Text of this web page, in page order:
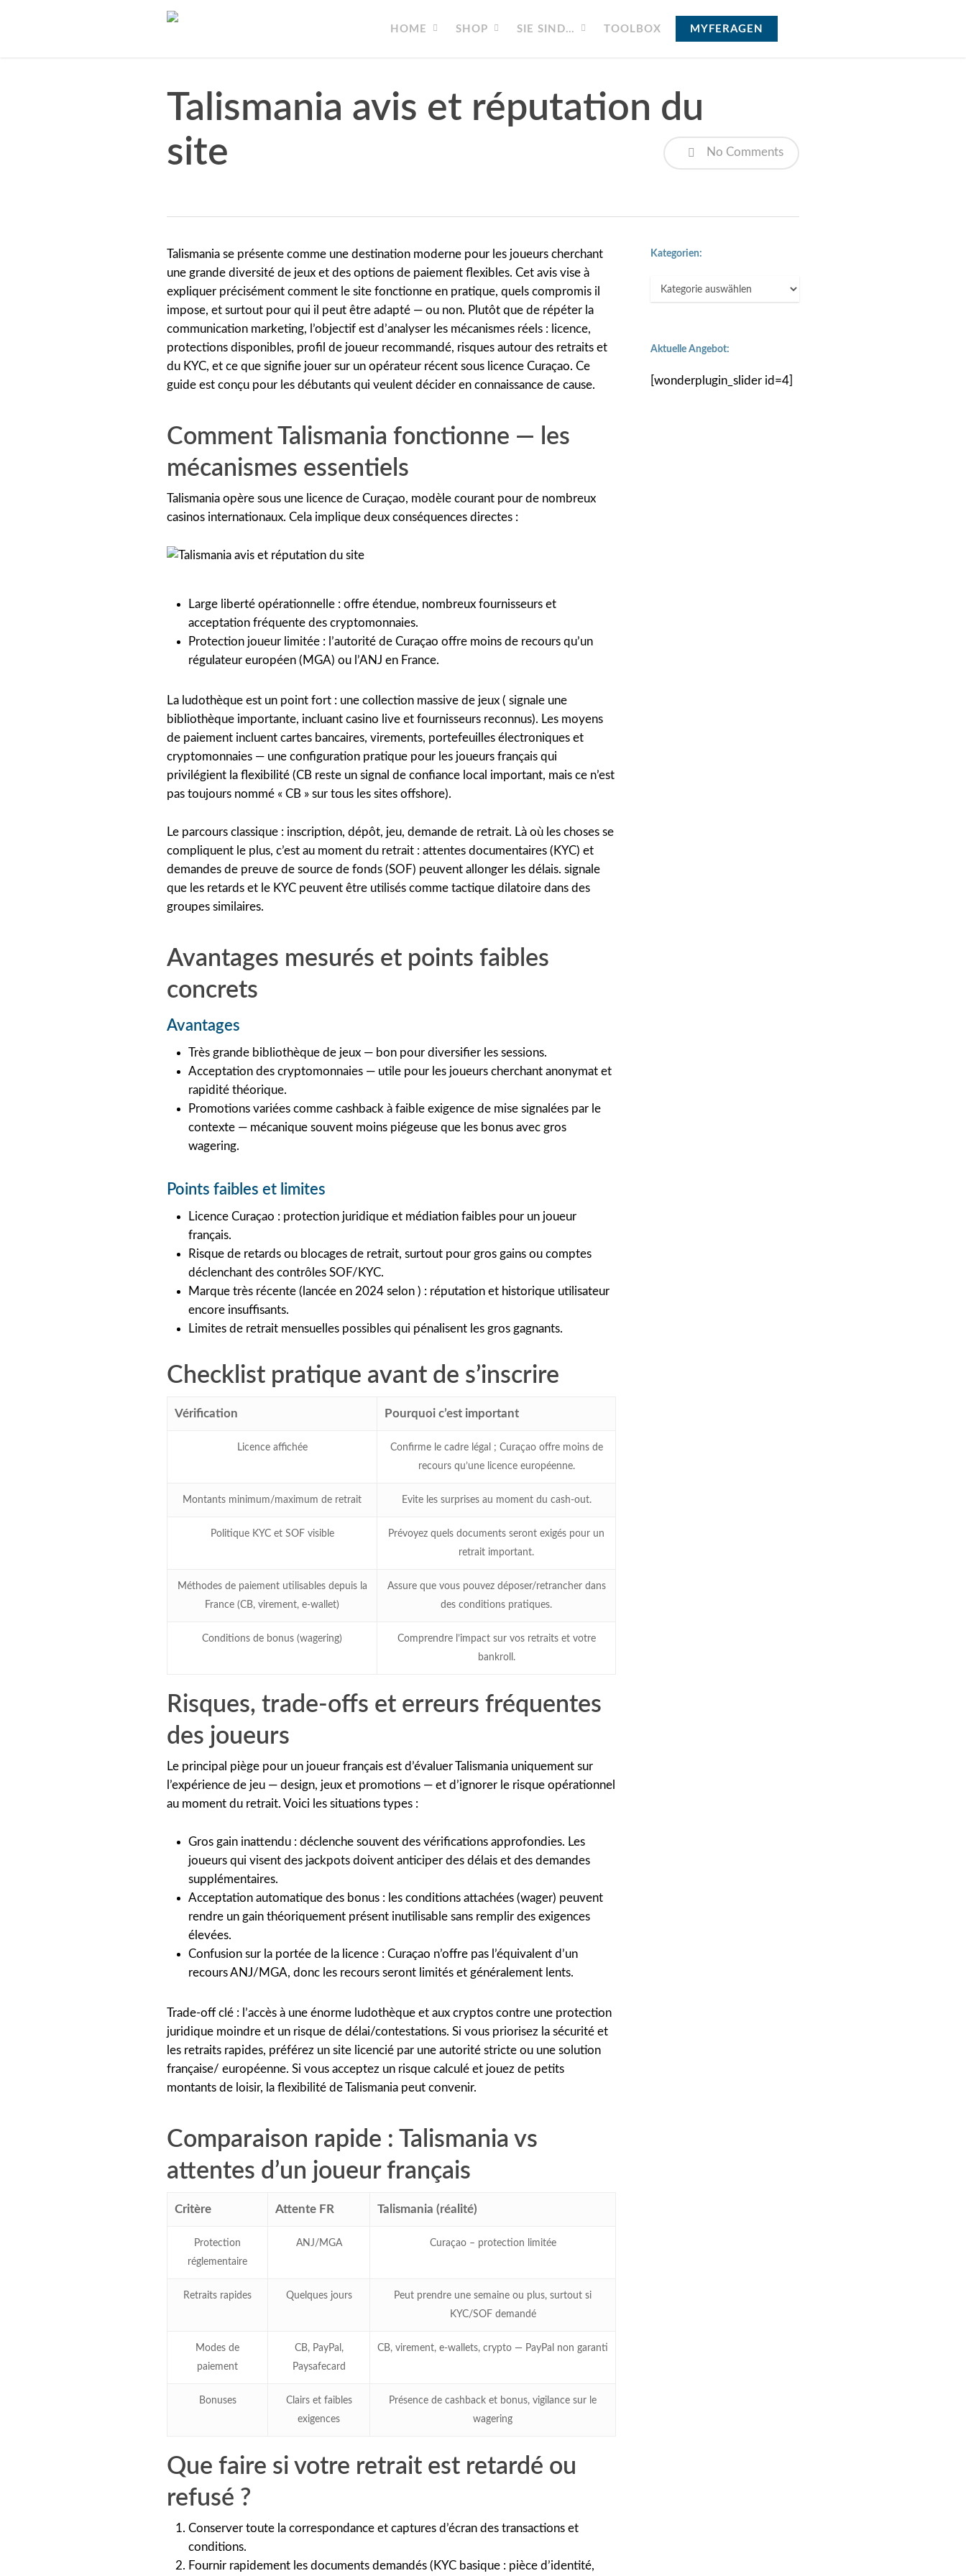
HOME SHOP SIE SIND… TOOLBOX MYFERAGEN
Talismania avis et réputation du
site
No Comments
Talismania se présente comme une destination moderne pour les joueurs cherchant
une grande diversité de jeux et des options de paiement flexibles. Cet avis vise à
expliquer précisément comment le site fonctionne en pratique, quels compromis il
impose, et surtout pour qui il peut être adapté — ou non. Plutôt que de répéter la
communication marketing, l’objectif est d’analyser les mécanismes réels : licence,
protections disponibles, profil de joueur recommandé, risques autour des retraits et
du KYC, et ce que signifie jouer sur un opérateur récent sous licence Curaçao. Ce
guide est conçu pour les débutants qui veulent décider en connaissance de cause.
Comment Talismania fonctionne — les
mécanismes essentiels
Talismania opère sous une licence de Curaçao, modèle courant pour de nombreux
casinos internationaux. Cela implique deux conséquences directes :
Large liberté opérationnelle : offre étendue, nombreux fournisseurs et
acceptation fréquente des cryptomonnaies.
Protection joueur limitée : l’autorité de Curaçao offre moins de recours qu’un
régulateur européen (MGA) ou l’ANJ en France.
La ludothèque est un point fort : une collection massive de jeux ( signale une
bibliothèque importante, incluant casino live et fournisseurs reconnus). Les moyens
de paiement incluent cartes bancaires, virements, portefeuilles électroniques et
cryptomonnaies — une configuration pratique pour les joueurs français qui
privilégient la flexibilité (CB reste un signal de confiance local important, mais ce n’est
pas toujours nommé « CB » sur tous les sites offshore).
Le parcours classique : inscription, dépôt, jeu, demande de retrait. Là où les choses se
compliquent le plus, c’est au moment du retrait : attentes documentaires (KYC) et
demandes de preuve de source de fonds (SOF) peuvent allonger les délais. signale
que les retards et le KYC peuvent être utilisés comme tactique dilatoire dans des
groupes similaires.
Avantages mesurés et points faibles
concrets
Avantages
Très grande bibliothèque de jeux — bon pour diversifier les sessions.
Acceptation des cryptomonnaies — utile pour les joueurs cherchant anonymat et
rapidité théorique.
Promotions variées comme cashback à faible exigence de mise signalées par le
contexte — mécanique souvent moins piégeuse que les bonus avec gros
wagering.
Points faibles et limites
Licence Curaçao : protection juridique et médiation faibles pour un joueur
français.
Risque de retards ou blocages de retrait, surtout pour gros gains ou comptes
déclenchant des contrôles SOF/KYC.
Marque très récente (lancée en 2024 selon ) : réputation et historique utilisateur
encore insuffisants.
Limites de retrait mensuelles possibles qui pénalisent les gros gagnants.
Checklist pratique avant de s’inscrire
Vérification Pourquoi c’est important
Licence affichée
Confirme le cadre légal ; Curaçao offre moins de
recours qu’une licence européenne.
Montants minimum/maximum de retrait Evite les surprises au moment du cash‑out.
Politique KYC et SOF visible
Prévoyez quels documents seront exigés pour un
retrait important.
Méthodes de paiement utilisables depuis la
France (CB, virement, e‑wallet)
Assure que vous pouvez déposer/retrancher dans
des conditions pratiques.
Conditions de bonus (wagering)
Comprendre l’impact sur vos retraits et votre
bankroll.
Risques, trade-offs et erreurs fréquentes
des joueurs
Le principal piège pour un joueur français est d’évaluer Talismania uniquement sur
l’expérience de jeu — design, jeux et promotions — et d’ignorer le risque opérationnel
au moment du retrait. Voici les situations types :
Gros gain inattendu : déclenche souvent des vérifications approfondies. Les
joueurs qui visent des jackpots doivent anticiper des délais et des demandes
supplémentaires.
Acceptation automatique des bonus : les conditions attachées (wager) peuvent
rendre un gain théoriquement présent inutilisable sans remplir des exigences
élevées.
Confusion sur la portée de la licence : Curaçao n’offre pas l’équivalent d’un
recours ANJ/MGA, donc les recours seront limités et généralement lents.
Trade-off clé : l’accès à une énorme ludothèque et aux cryptos contre une protection
juridique moindre et un risque de délai/contestations. Si vous priorisez la sécurité et
les retraits rapides, préférez un site licencié par une autorité stricte ou une solution
française/ européenne. Si vous acceptez un risque calculé et jouez de petits
montants de loisir, la flexibilité de Talismania peut convenir.
Comparaison rapide : Talismania vs
attentes d’un joueur français
Critère Attente FR Talismania (réalité)
Protection
réglementaire
ANJ/MGA Curaçao – protection limitée
Retraits rapides Quelques jours
Peut prendre une semaine ou plus, surtout si
KYC/SOF demandé
Modes de
paiement
CB, PayPal,
Paysafecard
CB, virement, e‑wallets, crypto — PayPal non garanti
Bonuses
Clairs et faibles
exigences
Présence de cashback et bonus, vigilance sur le
wagering
Que faire si votre retrait est retardé ou
refusé ?
Conserver toute la correspondance et captures d’écran des transactions et
conditions.
Fournir rapidement les documents demandés (KYC basique : pièce d’identité,
Kategorien:
Kategorien:
Aktuelle Angebot:
[wonderplugin_slider id=4]